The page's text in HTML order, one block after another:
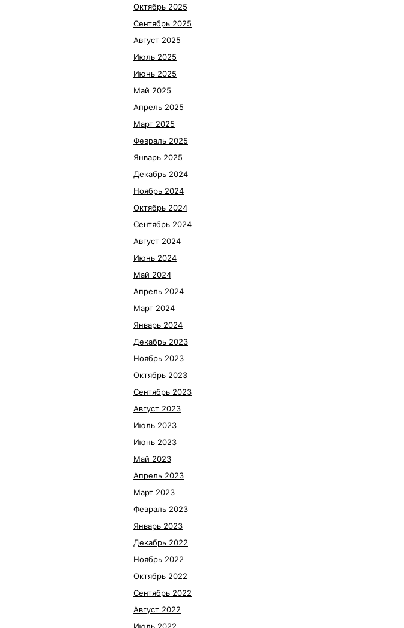
Октябрь 2025
Сентябрь 2025
Август 2025
Июль 2025
Июнь 2025
Май 2025
Апрель 2025
Март 2025
Февраль 2025
Январь 2025
Декабрь 2024
Ноябрь 2024
Октябрь 2024
Сентябрь 2024
Август 2024
Июнь 2024
Май 2024
Апрель 2024
Март 2024
Январь 2024
Декабрь 2023
Ноябрь 2023
Октябрь 2023
Сентябрь 2023
Август 2023
Июль 2023
Июнь 2023
Май 2023
Апрель 2023
Март 2023
Февраль 2023
Январь 2023
Декабрь 2022
Ноябрь 2022
Октябрь 2022
Сентябрь 2022
Август 2022